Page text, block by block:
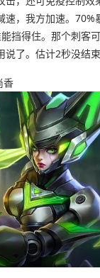
，我方加速。70%
挡得住。那个刺客
了。估计2秒没结束
香